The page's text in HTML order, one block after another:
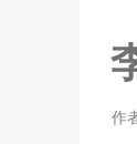
作